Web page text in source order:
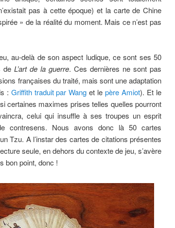
pas à cette époque) et la carte de Chine
» de la réalité du moment. Mais ce n’est pas
au-delà de son aspect ludique, ce sont ses 50
de L’art de la guerre. Ces dernières ne sont pas
françaises du traité, mais sont une adaptation
: Griffith traduit par Wang et lepère Amiot). Et le
certaines maximes prises telles quelles pourront
celui qui insuffle à ses troupes un esprit
contresens. Nous avons donc là 50 cartes
Tzu. A l’instar des cartes de citations présentes
seule, en dehors du contexte de jeu, s’avère
bon point, donc !